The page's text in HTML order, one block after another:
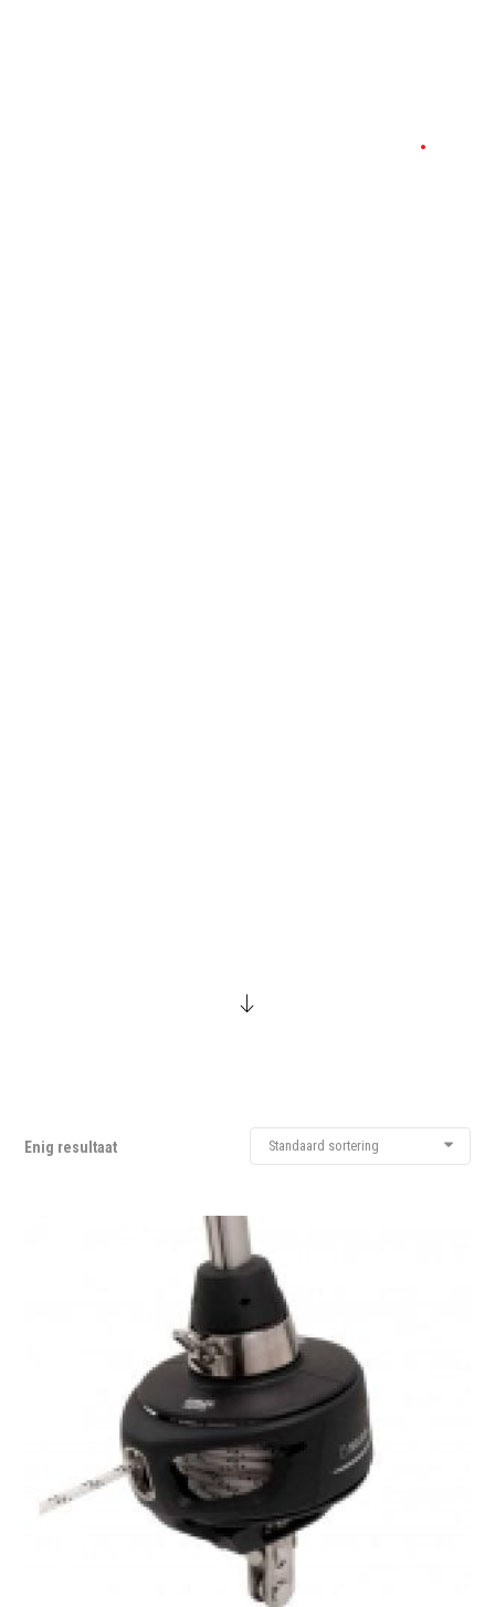
.
Enig resultaat Standaard sortering